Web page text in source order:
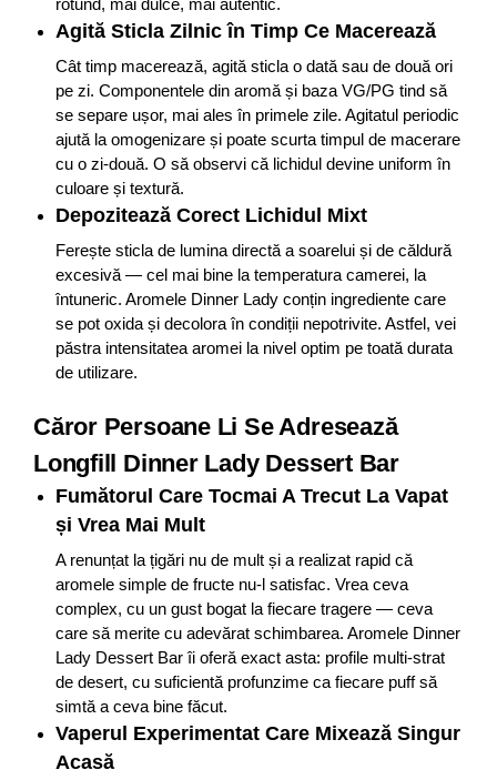
rotund, mai dulce, mai autentic.
Agită Sticla Zilnic în Timp Ce Macerează
Cât timp macerează, agită sticla o dată sau de două ori
pe zi. Componentele din aromă și baza VG/PG tind să
se separe ușor, mai ales în primele zile. Agitatul periodic
ajută la omogenizare și poate scurta timpul de macerare
cu o zi-două. O să observi că lichidul devine uniform în
culoare și textură.
Depozitează Corect Lichidul Mixt
Ferește sticla de lumina directă a soarelui și de căldură
excesivă — cel mai bine la temperatura camerei, la
întuneric. Aromele Dinner Lady conțin ingrediente care
se pot oxida și decolora în condiții nepotrivite. Astfel, vei
păstra intensitatea aromei la nivel optim pe toată durata
de utilizare.
Căror Persoane Li Se Adresează
Longfill Dinner Lady Dessert Bar
Fumătorul Care Tocmai A Trecut La Vapat
și Vrea Mai Mult
A renunțat la țigări nu de mult și a realizat rapid că
aromele simple de fructe nu-l satisfac. Vrea ceva
complex, cu un gust bogat la fiecare tragere — ceva
care să merite cu adevărat schimbarea. Aromele Dinner
Lady Dessert Bar îi oferă exact asta: profile multi-strat
de desert, cu suficientă profunzime ca fiecare puff să
simtă a ceva bine făcut.
Vaperul Experimentat Care Mixează Singur
Acasă